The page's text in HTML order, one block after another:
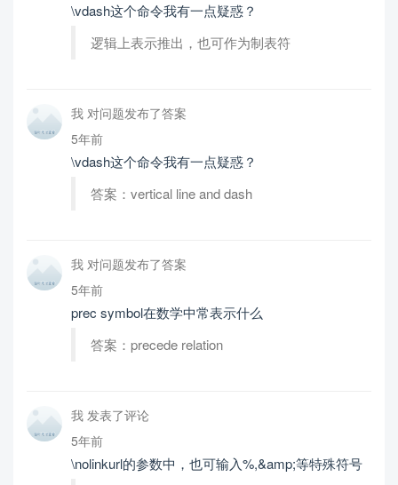
\vdash这个命令我有一点疑惑？
逻辑上表示推出，也可作为制表符
我 对问题发布了答案
5年前
\vdash这个命令我有一点疑惑？
答案：vertical line and dash
我 对问题发布了答案
5年前
prec symbol在数学中常表示什么
答案：precede relation
我 发表了评论
5年前
\nolinkurl的参数中，也可输入%,&amp;等特殊符号